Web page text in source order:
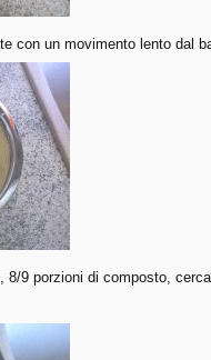
con un movimento lento dal
9 porzioni di composto,